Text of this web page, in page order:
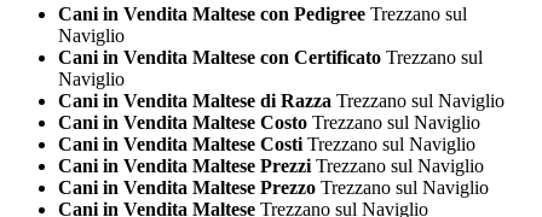
Cani in Vendita Maltese con Pedigree Trezzano sul
Naviglio
Cani in Vendita Maltese con Certificato Trezzano sul
Naviglio
Cani in Vendita Maltese di Razza Trezzano sul Naviglio
Cani in Vendita Maltese Costo Trezzano sul Naviglio
Cani in Vendita Maltese Costi Trezzano sul Naviglio
Cani in Vendita Maltese Prezzi Trezzano sul Naviglio
Cani in Vendita Maltese Prezzo Trezzano sul Naviglio
Cani in Vendita Maltese Trezzano sul Naviglio